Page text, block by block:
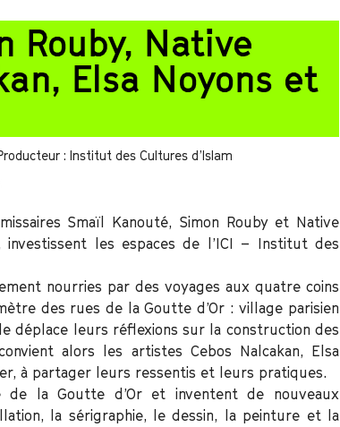
Rouby, Native
Elsa Noyons et
: Institut des Cultures d’Islam
Smaïl Kanouté, Simon Rouby et Native
les espaces de l’ICI – Institut des
nourries par des voyages aux quatre coins
des rues de la Goutte d’Or : village parisien
déplace leurs réflexions sur la construction des
alors les artistes Cebos Nalcakan, Elsa
à partager leurs ressentis et leurs pratiques.
de la Goutte d’Or et inventent de nouveaux
la sérigraphie, le dessin, la peinture et la